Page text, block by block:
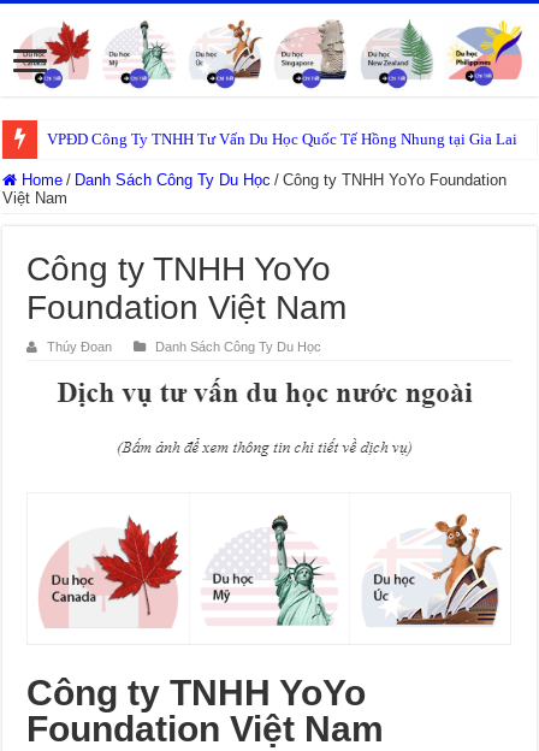
VPĐD Công Ty TNHH Tư Vấn Du Học Quốc Tế Hồng Nhung tại Gia Lai
Home / Danh Sách Công Ty Du Học / Công ty TNHH YoYo Foundation
Việt Nam
Công ty TNHH YoYo
Foundation Việt Nam
Thúy Đoan Danh Sách Công Ty Du Học
Công ty TNHH YoYo
Foundation Việt Nam